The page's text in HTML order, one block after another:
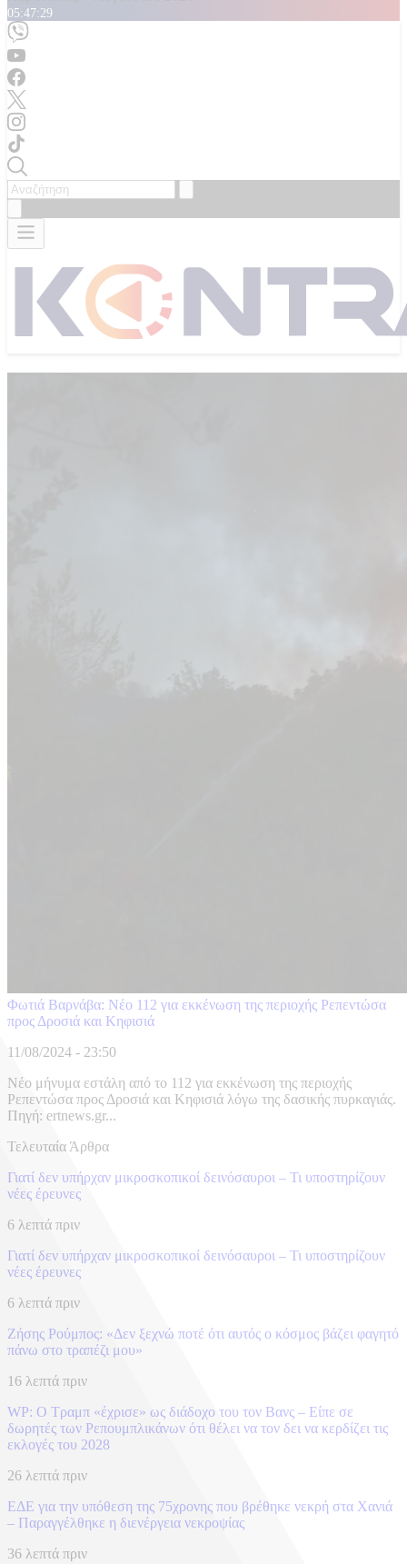
05:47:31
Φωτιά Βαρνάβα: Νέο 112 για εκκένωση της περιοχής Ρεπεντώσα
προς Δροσιά και Κηφισιά
11/08/2024 - 23:50
Νέο μήνυμα εστάλη από το 112 για εκκένωση της περιοχής
Ρεπεντώσα προς Δροσιά και Κηφισιά λόγω της δασικής πυρκαγιάς.
Πηγή: ertnews.gr...
Τελευταία Άρθρα
Γιατί δεν υπήρχαν μικροσκοπικοί δεινόσαυροι – Τι υποστηρίζουν
νέες έρευνες
6 λεπτά πριν
Γιατί δεν υπήρχαν μικροσκοπικοί δεινόσαυροι – Τι υποστηρίζουν
νέες έρευνες
6 λεπτά πριν
Ζήσης Ρούμπος: «Δεν ξεχνώ ποτέ ότι αυτός ο κόσμος βάζει φαγητό
πάνω στο τραπέζι μου»
16 λεπτά πριν
WP: Ο Τραμπ «έχρισε» ως διάδοχο του τον Βανς – Είπε σε
δωρητές των Ρεπουμπλικάνων ότι θέλει να τον δει να κερδίζει τις
εκλογές του 2028
26 λεπτά πριν
ΕΔΕ για την υπόθεση της 75χρονης που βρέθηκε νεκρή στα Χανιά
– Παραγγέλθηκε η διενέργεια νεκροψίας
36 λεπτά πριν